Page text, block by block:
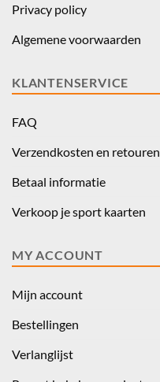
Privacy policy
Algemene voorwaarden
KLANTENSERVICE
FAQ
Verzendkosten en retouren
Betaal informatie
Verkoop je sport kaarten
MY ACCOUNT
Mijn account
Bestellingen
Verlanglijst